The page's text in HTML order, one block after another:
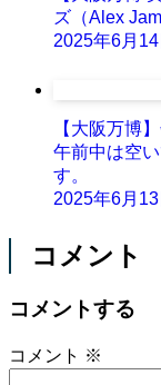
ズ（Alex
2025年6月14
【大阪万博
午前中は空
す。
2025年6月13
コメント
コメントする
コメント ※